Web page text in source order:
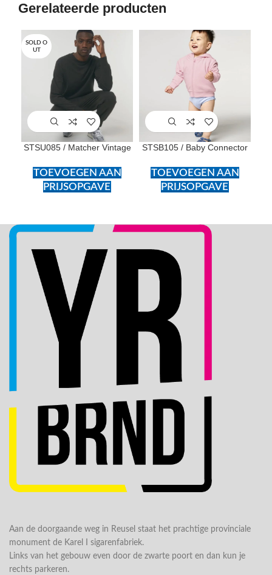
Gerelateerde producten
SOLD O
UT
STSU085 / Matcher Vintage
TOEVOEGEN AAN
PRIJSOPGAVE
STSB105 / Baby Connector
TOEVOEGEN AAN
PRIJSOPGAVE
Aan de doorgaande weg in Reusel staat het prachtige provinciale
monument de Karel I sigarenfabriek.
Links van het gebouw even door de zwarte poort en dan kun je
rechts parkeren.